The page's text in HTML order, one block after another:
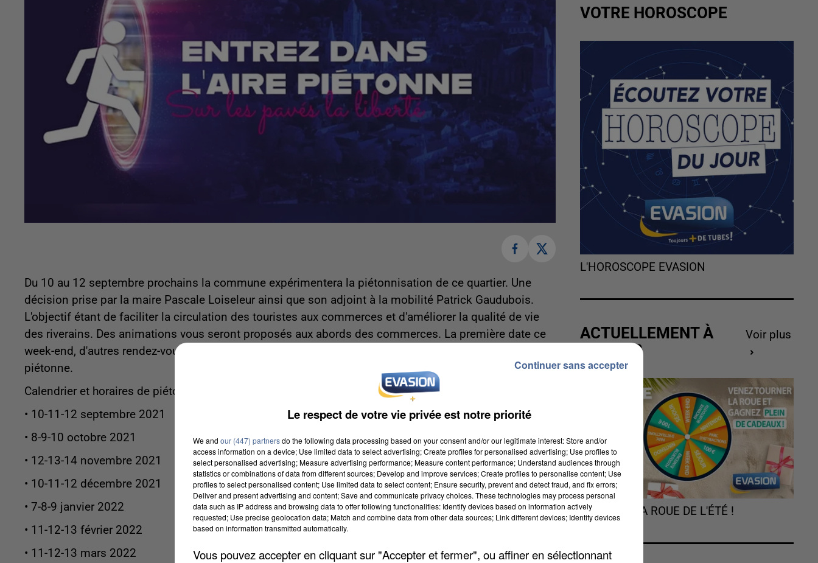
Du 10 au 12 septembre prochains la commune expérimentera la piétonnisation de ce quartier. Une
décision prise par la maire Pascale Loiseleur ainsi que son adjoint à la mobilité Patrick Gaudubois.
L'objectif étant de faciliter la circulation des touristes aux commerces et d'améliorer la qualité de vie
des riverains. Des animations vous seront proposés aux abords des commerces. La première date ce
week-end, d'autres rendez-vous ont été prit afin d'accompagner la transition du centre-ville en zone
piétonne.
Calendrier et horaires de piétonnisation :
• 10-11-12 septembre 2021
• 8-9-10 octobre 2021
• 12-13-14 novembre 2021
• 10-11-12 décembre 2021
• 7-8-9 janvier 2022
• 11-12-13 février 2022
• 11-12-13 mars 2022
VOTRE HOROSCOPE
L'HOROSCOPE EVASION
ACTUELLEMENT À
GAGNER
Voir plus
TOURNEZ LA ROUE DE L'ÉTÉ !
Le respect de votre vie privée est notre priorité
We and our (447) partnersdo the following data processing based on your consent and/or our legitimate interest: Store and/or
access information on a device; Use limited data to select advertising; Create profiles for personalised advertising; Use profiles to
select personalised advertising; Measure advertising performance; Measure content performance; Understand audiences through
statistics or combinations of data from different sources; Develop and improve services; Create profiles to personalise content; Use
profiles to select personalised content; Use limited data to select content; Ensure security, prevent and detect fraud, and fix errors;
Deliver and present advertising and content; Save and communicate privacy choices. These technologies may process personal
data such as IP address and browsing data to offer following functionalities: Identify devices based on information actively
requested; Use precise geolocation data; Match and combine data from other data sources; Link different devices; Identify devices
based on information transmitted automatically.
Vous pouvez accepter en cliquant sur "Accepter et fermer", ou affiner en sélectionnant
Continuer sans accepter